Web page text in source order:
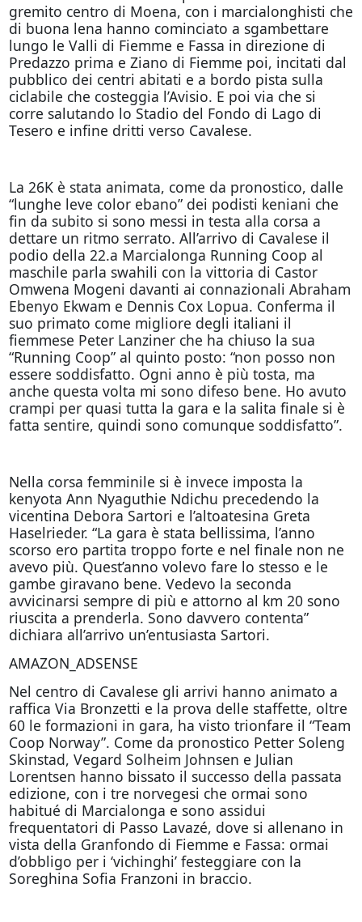
gremito centro di Moena, con i marcialonghisti che
di buona lena hanno cominciato a sgambettare
lungo le Valli di Fiemme e Fassa in direzione di
Predazzo prima e Ziano di Fiemme poi, incitati dal
pubblico dei centri abitati e a bordo pista sulla
ciclabile che costeggia l’Avisio. E poi via che si
corre salutando lo Stadio del Fondo di Lago di
Tesero e infine dritti verso Cavalese.
La 26K è stata animata, come da pronostico, dalle
“lunghe leve color ebano” dei podisti keniani che
fin da subito si sono messi in testa alla corsa a
dettare un ritmo serrato. All’arrivo di Cavalese il
podio della 22.a Marcialonga Running Coop al
maschile parla swahili con la vittoria di Castor
Omwena Mogeni davanti ai connazionali Abraham
Ebenyo Ekwam e Dennis Cox Lopua. Conferma il
suo primato come migliore degli italiani il
fiemmese Peter Lanziner che ha chiuso la sua
“Running Coop” al quinto posto: “non posso non
essere soddisfatto. Ogni anno è più tosta, ma
anche questa volta mi sono difeso bene. Ho avuto
crampi per quasi tutta la gara e la salita finale si è
fatta sentire, quindi sono comunque soddisfatto”.
Nella corsa femminile si è invece imposta la
kenyota Ann Nyaguthie Ndichu precedendo la
vicentina Debora Sartori e l’altoatesina Greta
Haselrieder. “La gara è stata bellissima, l’anno
scorso ero partita troppo forte e nel finale non ne
avevo più. Quest’anno volevo fare lo stesso e le
gambe giravano bene. Vedevo la seconda
avvicinarsi sempre di più e attorno al km 20 sono
riuscita a prenderla. Sono davvero contenta”
dichiara all’arrivo un’entusiasta Sartori.
AMAZON_ADSENSE
Nel centro di Cavalese gli arrivi hanno animato a
raffica Via Bronzetti e la prova delle staffette, oltre
60 le formazioni in gara, ha visto trionfare il “Team
Coop Norway”. Come da pronostico Petter Soleng
Skinstad, Vegard Solheim Johnsen e Julian
Lorentsen hanno bissato il successo della passata
edizione, con i tre norvegesi che ormai sono
habitué di Marcialonga e sono assidui
frequentatori di Passo Lavazé, dove si allenano in
vista della Granfondo di Fiemme e Fassa: ormai
d’obbligo per i ‘vichinghi’ festeggiare con la
Soreghina Sofia Franzoni in braccio.